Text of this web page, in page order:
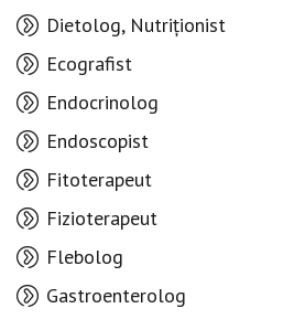
Dietolog, Nutriționist
Ecografist
Endocrinolog
Endoscopist
Fitoterapeut
Fizioterapeut
Flebolog
Gastroenterolog